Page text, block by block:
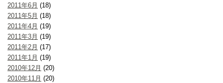
2011年6月 (18)
2011年5月 (18)
2011年4月 (19)
2011年3月 (19)
2011年2月 (17)
2011年1月 (19)
2010年12月 (20)
2010年11月 (20)